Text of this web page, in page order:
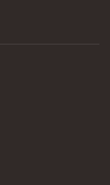
gibi değil daha